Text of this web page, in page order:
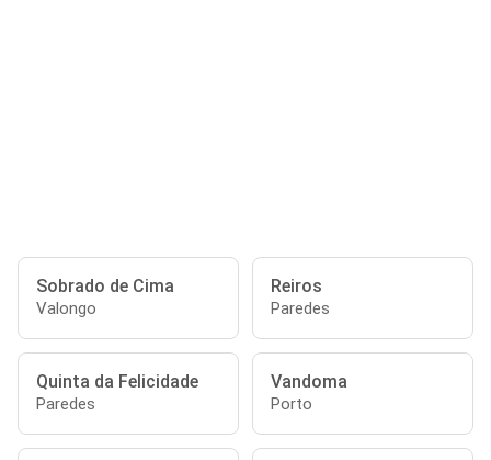
Sobrado de Cima
Valongo
Reiros
Paredes
Quinta da Felicidade
Paredes
Vandoma
Porto